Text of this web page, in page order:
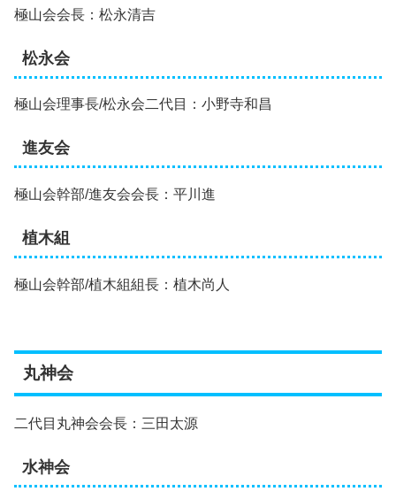
極山会会長：松永清吉
松永会
極山会理事長/松永会二代目：小野寺和昌
進友会
極山会幹部/進友会会長：平川進
植木組
極山会幹部/植木組組長：植木尚人
丸神会
二代目丸神会会長：三田太源
水神会